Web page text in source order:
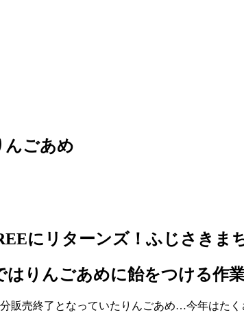
んごあめ
にリターンズ！ふじさきま
はりんごあめに飴をつける作
販売終了となっていたりんごあめ…今年はた